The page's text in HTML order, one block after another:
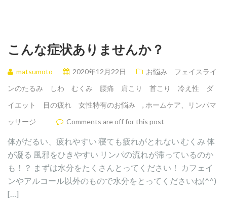
こんな症状ありませんか？
matsumoto 2020年12月22日
お悩み フェイスライ
ンのたるみ しわ むくみ 腰痛 肩こり 首こり 冷え性 ダ
イエット 目の疲れ 女性特有のお悩み , ホームケア、リンパマ
ッサージ
Comments are off for this post
体がだるい、疲れやすい 寝ても疲れがとれない むくみ 体
が凝る 風邪をひきやすい リンパの流れが滞っているのか
も！？ まずは水分をたくさんとってください！ カフェイ
ンやアルコール以外のもので水分をとってくださいね(^^)
[…]